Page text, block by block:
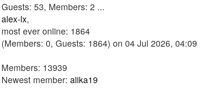
Guests: 53, Members: 2 ...
alex-lx,
most ever online: 1864
(Members: 0, Guests: 1864) on 04 Jul 2026, 04:09
Members: 13939
Newest member: alika19